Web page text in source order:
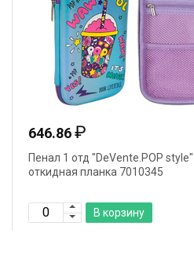
646.86₽
Пенал 1 отд "DeVente.POP
откидная планка 7010345
В корзину